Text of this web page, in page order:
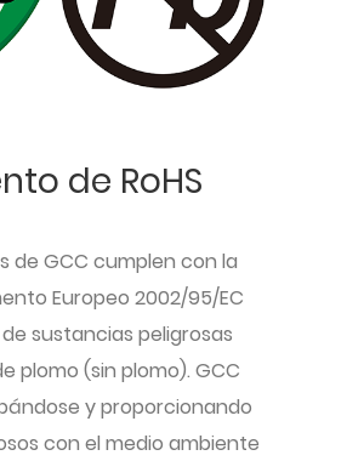
de RoHS
de GCC cumplen con la
Europeo 2002/95/EC
sustancias peligrosas
plomo (sin plomo). GCC
y proporcionando
con el medio ambiente